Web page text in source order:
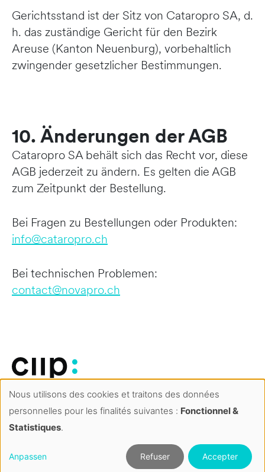
Gerichtsstand ist der Sitz von Cataropro SA, d.
h. das zuständige Gericht für den Bezirk
Areuse (Kanton Neuenburg), vorbehaltlich
zwingender gesetzlicher Bestimmungen.
10. Änderungen der AGB
Cataropro SA behält sich das Recht vor, diese
AGB jederzeit zu ändern. Es gelten die AGB
zum Zeitpunkt der Bestellung.
Bei Fragen zu Bestellungen oder Produkten:
info@cataropro.ch
Bei technischen Problemen:
contact@novapro.ch
AGB
Impressum
Datenschutzerklärung
Gestion
des
Nous utilisons des cookies et traitons des données
personnelles pour les finalités suivantes : Fonctionnel &
Statistiques.
Anpassen Refuser Accepter